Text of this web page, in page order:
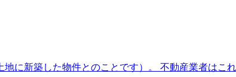
に新築した物件とのことです）。 不動産業者は